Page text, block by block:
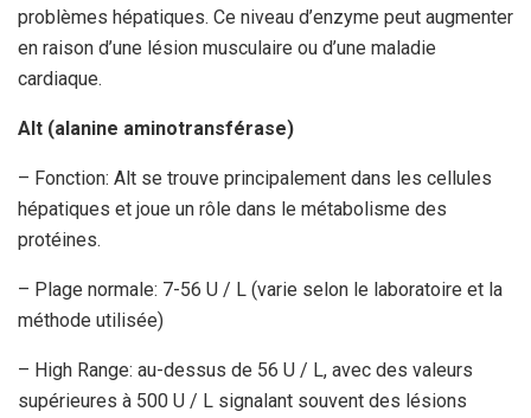
problèmes hépatiques. Ce niveau d’enzyme peut augmenter
en raison d’une lésion musculaire ou d’une maladie
cardiaque.
Alt (alanine aminotransférase)
– Fonction: Alt se trouve principalement dans les cellules
hépatiques et joue un rôle dans le métabolisme des
protéines.
– Plage normale: 7-56 U / L (varie selon le laboratoire et la
méthode utilisée)
– High Range: au-dessus de 56 U / L, avec des valeurs
supérieures à 500 U / L signalant souvent des lésions